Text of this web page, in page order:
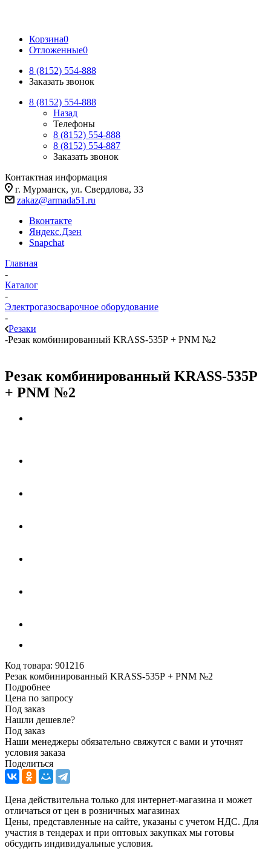
Корзина0
Отложенные0
8 (8152) 554-888
Заказать звонок
8 (8152) 554-888
Назад
Телефоны
8 (8152) 554-888
8 (8152) 554-887
Заказать звонок
Контактная информация
г. Мурманск, ул. Свердлова, 33
zakaz@armada51.ru
Вконтакте
Яндекс.Дзен
Snapchat
Главная
-
Каталог
-
Электрогазосварочное оборудование
-
Резаки
-Резак комбинированный KRASS-535Р + PNM №2
Резак комбинированный KRASS-535Р
+ PNM №2
Код товара: 901216
Резак комбинированный KRASS-535Р + PNM №2
Подробнее
Цена по запросу
Под заказ
Нашли дешевле?
Под заказ
Наши менеджеры обязательно свяжутся с вами и уточнят
условия заказа
Поделиться
Цена действительна только для интернет-магазина и может
отличаться от цен в розничных магазинах
Цены, представленные на сайте, указаны с учетом НДС. Для
участия в тендерах и при оптовых закупках мы готовы
обсудить индивидуальные условия.